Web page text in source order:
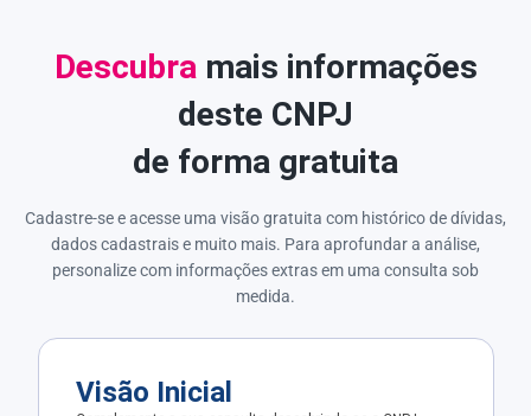
Descubra mais informações
deste CNPJ
de forma gratuita
Cadastre-se e acesse uma visão gratuita com histórico de dívidas,
dados cadastrais e muito mais. Para aprofundar a análise,
personalize com informações extras em uma consulta sob
medida.
Visão Inicial